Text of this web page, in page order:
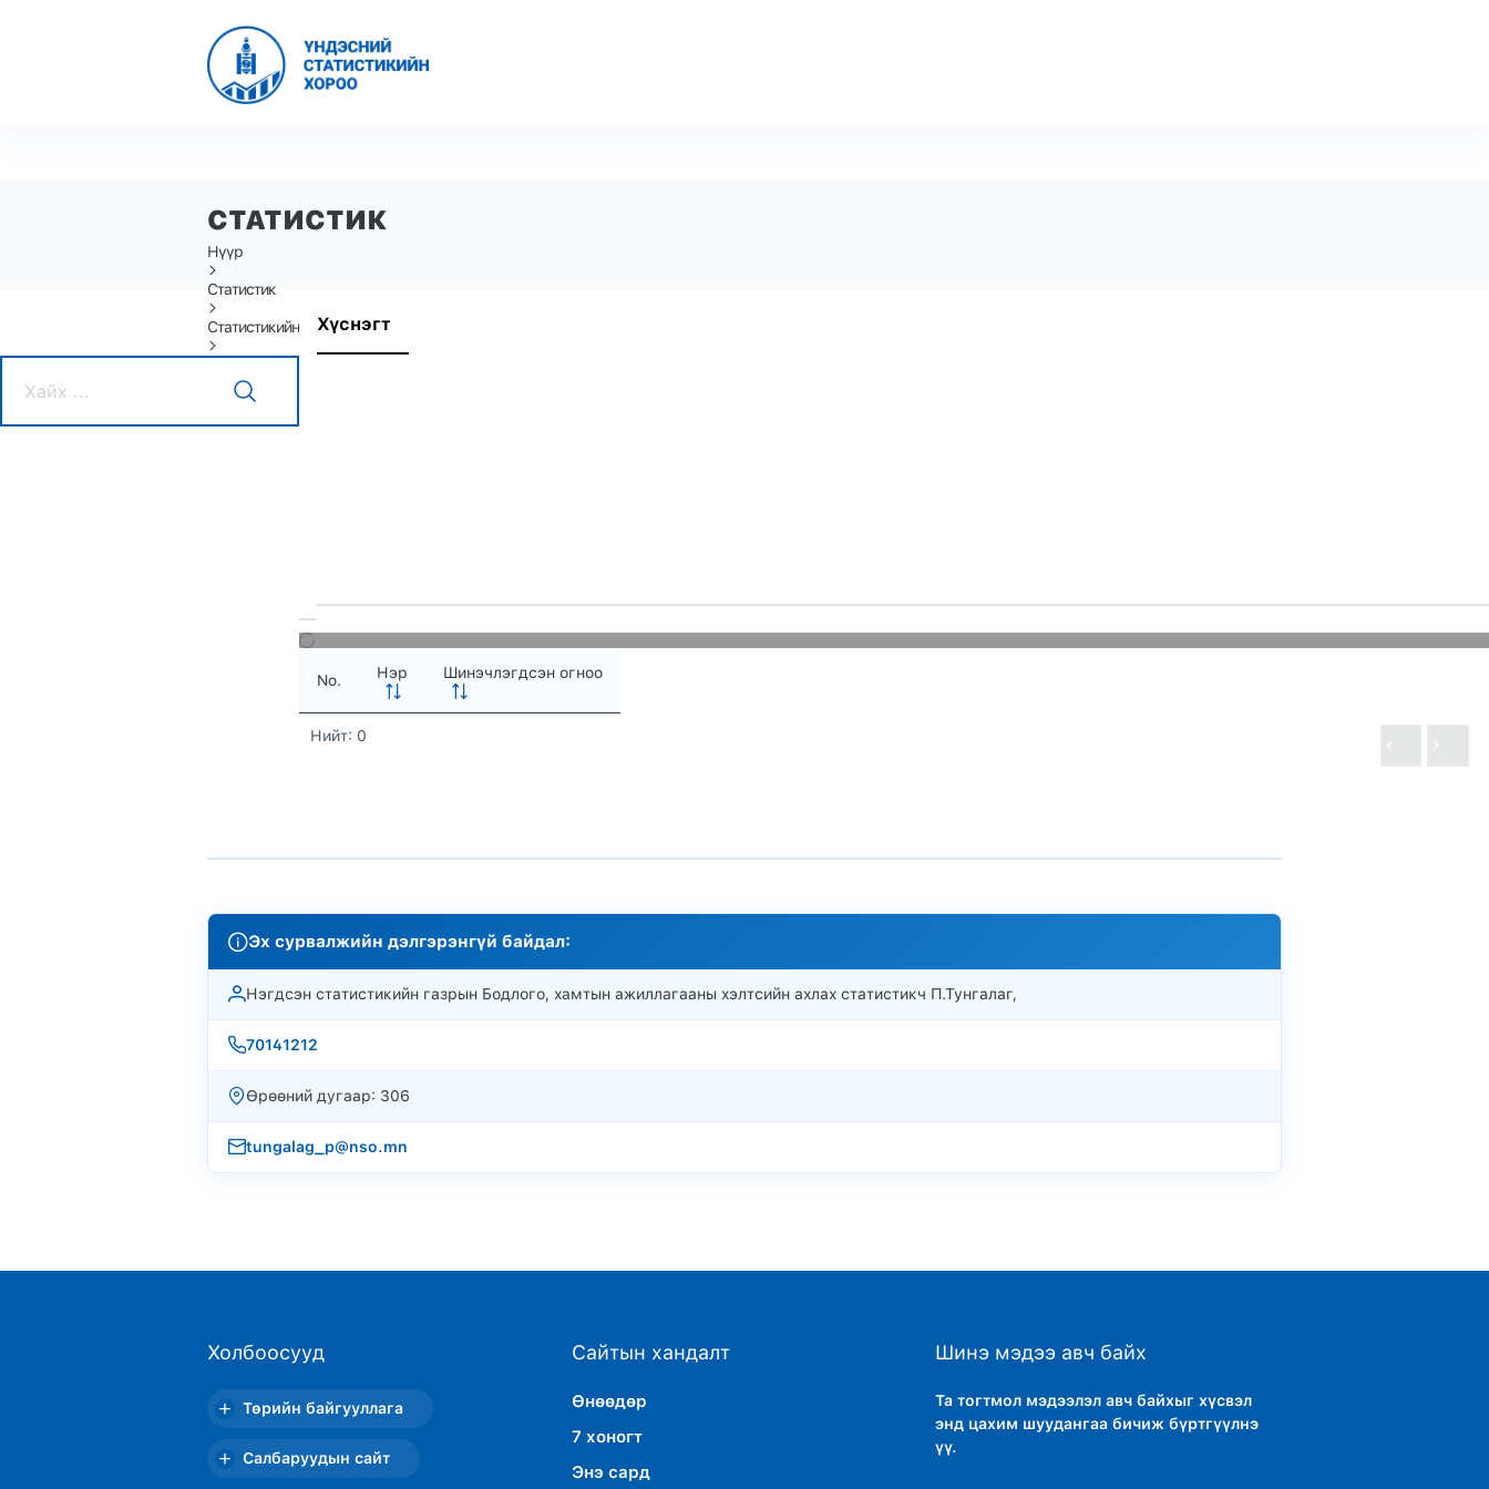
СТАТИСТИК
Нүүр
Статистик
Статистикийн өгөгдөлХүснэгт
No. Нэр Шинэчлэгдсэн огноо
Нийт: 0
Эх сурвалжийн дэлгэрэнгүй байдал:
Нэгдсэн статистикийн газрын Бодлого, хамтын ажиллагааны хэлтсийн ахлах статистикч П.Тунгалаг,
70141212
Өрөөний дугаар: 306
tungalag_p@nso.mn
Холбоосууд
Төрийн байгууллага
Салбаруудын сайт
Сайтын хандалт
Өнөөдөр
7 хоногт
Энэ сард
Шинэ мэдээ авч байх
Та тогтмол мэдээлэл авч байхыг хүсвэл
энд цахим шуудангаа бичиж бүртгүүлнэ
үү.